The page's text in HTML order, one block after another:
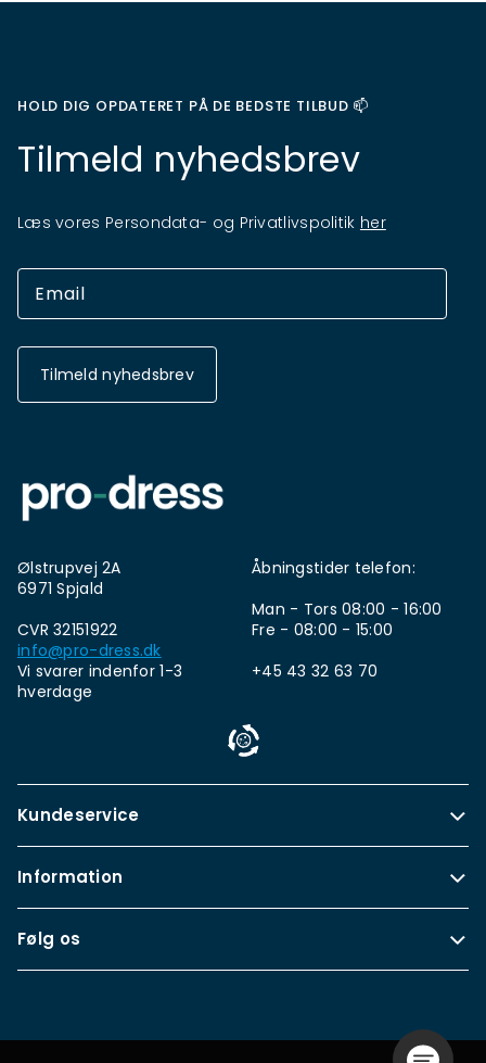
HOLD DIG OPDATERET PÅ DE BEDSTE TILBUD 📫
Tilmeld nyhedsbrev
Læs vores Persondata- og Privatlivspolitik her
Tilmeld nyhedsbrev
Ølstrupvej 2A
6971 Spjald
CVR 32151922
info@pro-dress.dk
Vi svarer indenfor 1-3
hverdage
Åbningstider telefon:
Man - Tors 08:00 - 16:00
Fre - 08:00 - 15:00
+45 43 32 63 70
Kundeservice
Information
Følg os